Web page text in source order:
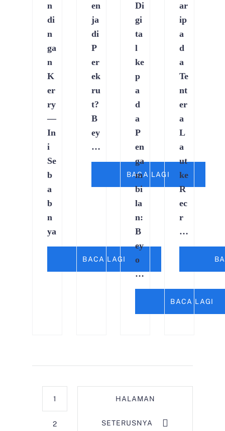
n
di
n
ga
n
K
er
ry
—
In
i
Se
b
a
b
n
ya
BACA LAGI
en
ja
di
P
er
ek
ru
t?
B
ey
…
BACA LAGI
Di
gi
ta
l
ke
p
a
d
a
P
en
ga
m
bi
la
n:
B
ey
o
…
BACA LAGI
ar
ip
a
d
a
Te
nt
er
a
L
a
ut
ke
R
ec
r
…
HALAMAN
SETERUSNYA
1
2